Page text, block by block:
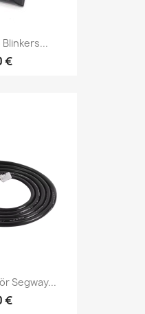
Blinkers...
€
Segway...
€